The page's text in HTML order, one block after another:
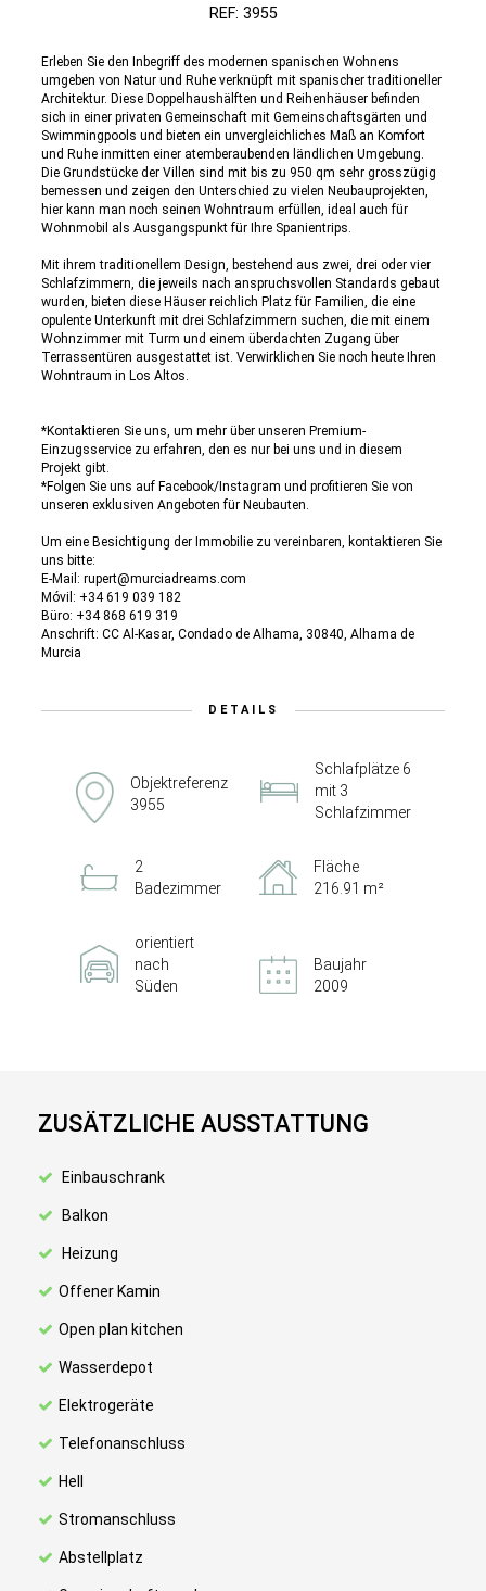
REF: 3955
Erleben Sie den Inbegriff des modernen spanischen Wohnens
umgeben von Natur und Ruhe verknüpft mit spanischer traditioneller
Architektur. Diese Doppelhaushälften und Reihenhäuser befinden
sich in einer privaten Gemeinschaft mit Gemeinschaftsgärten und
Swimmingpools und bieten ein unvergleichliches Maß an Komfort
und Ruhe inmitten einer atemberaubenden ländlichen Umgebung.
Die Grundstücke der Villen sind mit bis zu 950 qm sehr grosszügig
bemessen und zeigen den Unterschied zu vielen Neubauprojekten,
hier kann man noch seinen Wohntraum erfüllen, ideal auch für
Wohnmobil als Ausgangspunkt für Ihre Spanientrips.
Mit ihrem traditionellem Design, bestehend aus zwei, drei oder vier
Schlafzimmern, die jeweils nach anspruchsvollen Standards gebaut
wurden, bieten diese Häuser reichlich Platz für Familien, die eine
opulente Unterkunft mit drei Schlafzimmern suchen, die mit einem
Wohnzimmer mit Turm und einem überdachten Zugang über
Terrassentüren ausgestattet ist. Verwirklichen Sie noch heute Ihren
Wohntraum in Los Altos.
*Kontaktieren Sie uns, um mehr über unseren Premium-
Einzugsservice zu erfahren, den es nur bei uns und in diesem
Projekt gibt.
*Folgen Sie uns auf Facebook/Instagram und profitieren Sie von
unseren exklusiven Angeboten für Neubauten.
Um eine Besichtigung der Immobilie zu vereinbaren, kontaktieren Sie
uns bitte:
E-Mail: rupert@murciadreams.com
Móvil: +34 619 039 182
Büro: +34 868 619 319
Anschrift: CC Al-Kasar, Condado de Alhama, 30840, Alhama de
Murcia
DETAILS
Objektreferenz
3955
Schlafplätze 6
mit 3
Schlafzimmer
2
Badezimmer
Fläche
216.91 m²
orientiert
nach
Süden
Baujahr
2009
ZUSÄTZLICHE AUSSTATTUNG
Einbauschrank
Balkon
Heizung
Offener Kamin
Open plan kitchen
Wasserdepot
Elektrogeräte
Telefonanschluss
Hell
Stromanschluss
Abstellplatz